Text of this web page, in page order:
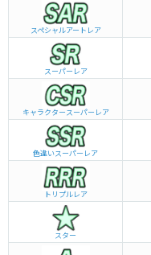
スペシャルアートレア
スーパーレア
キャラクタースーパーレア
色違いスーパーレア
トリプルレア
スター